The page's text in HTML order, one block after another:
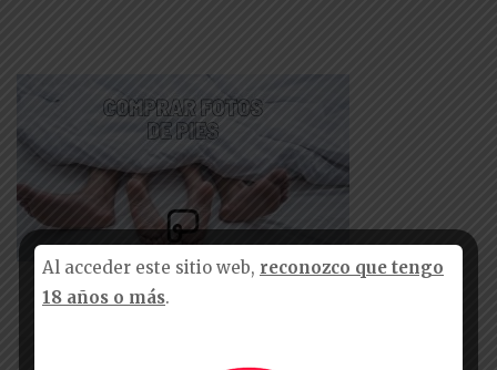
Al acceder este sitio web, reconozco que tengo
18 años o más.